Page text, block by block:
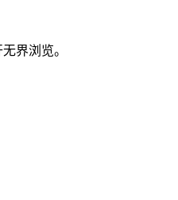
界浏览。